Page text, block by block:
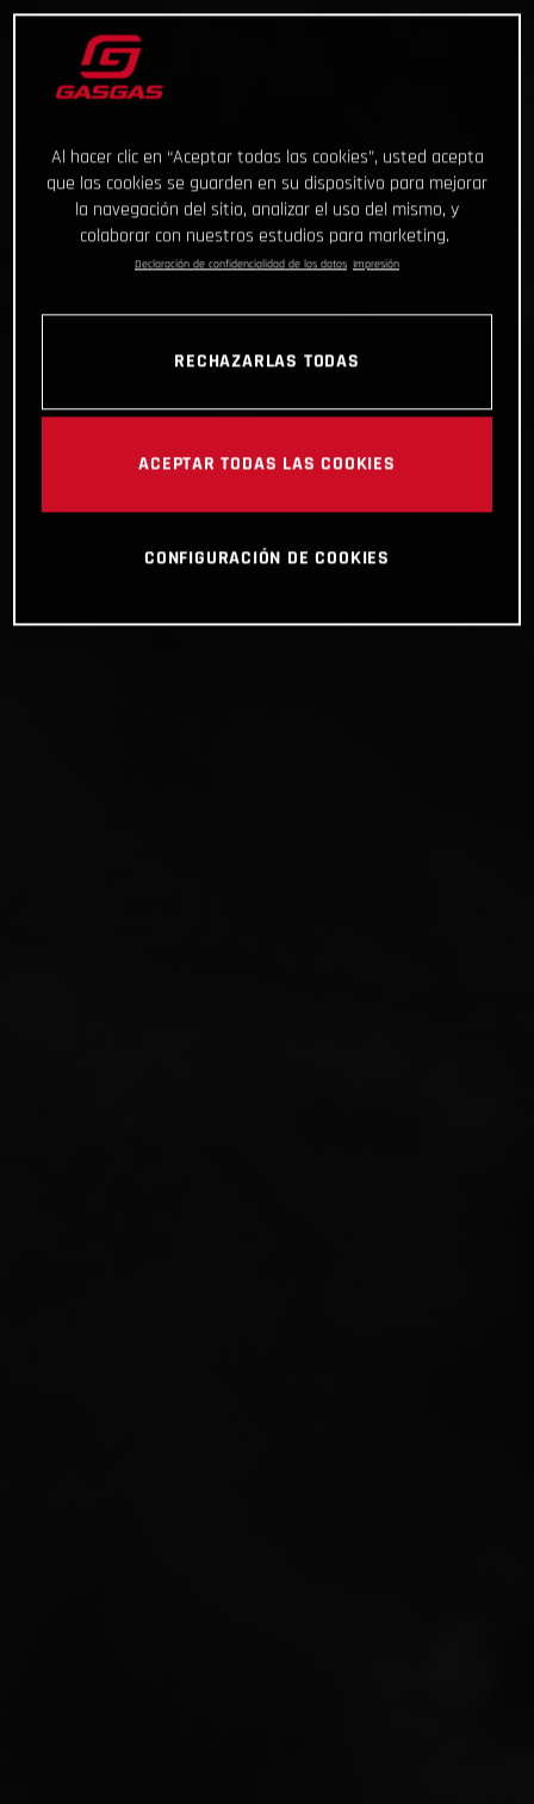
Al hacer clic en “Aceptar todas las cookies”, usted acepta
que las cookies se guarden en su dispositivo para mejorar
la navegación del sitio, analizar el uso del mismo, y
colaborar con nuestros estudios para marketing.
Declaración de confidencialidad de los datos Impresión
RECHAZARLAS TODAS
ACEPTAR TODAS LAS COOKIES
CONFIGURACIÓN DE COOKIES